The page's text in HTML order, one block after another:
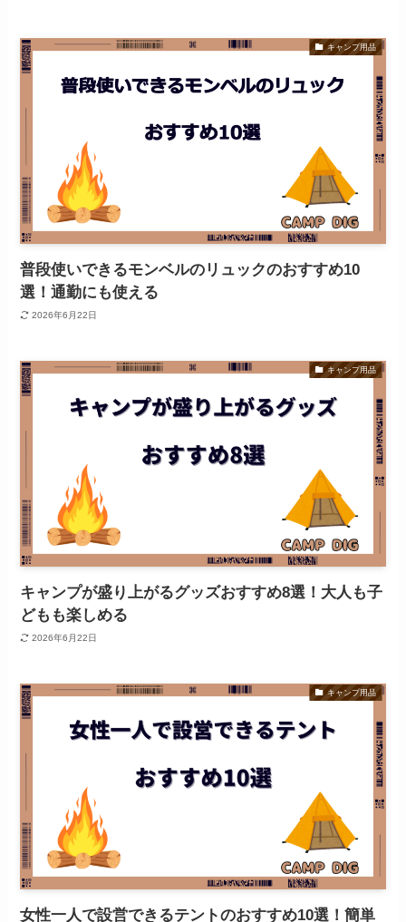
キャンプ用品
普段使いできるモンベルのリュックのおすすめ10
選！通勤にも使える
2026年6月22日
キャンプ用品
キャンプが盛り上がるグッズおすすめ8選！大人も子
どもも楽しめる
2026年6月22日
キャンプ用品
女性一人で設営できるテントのおすすめ10選！簡単